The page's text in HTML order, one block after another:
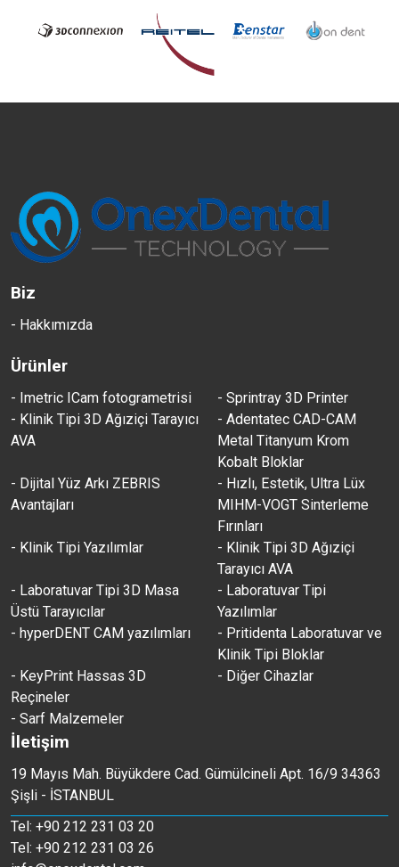
Biz
- Hakkımızda
Ürünler
- Imetric ICam fotogrametrisi
- Sprintray 3D Printer
- Klinik Tipi 3D Ağıziçi Tarayıcı
AVA
- Adentatec CAD-CAM
Metal Titanyum Krom
Kobalt Bloklar
- Dijital Yüz Arkı ZEBRIS
Avantajları
- Hızlı, Estetik, Ultra Lüx
MIHM-VOGT Sinterleme
Fırınları
- Klinik Tipi Yazılımlar
- Klinik Tipi 3D Ağıziçi
Tarayıcı AVA
- Laboratuvar Tipi 3D Masa
Üstü Tarayıcılar
- Laboratuvar Tipi
Yazılımlar
- hyperDENT CAM yazılımları
- Pritidenta Laboratuvar ve
Klinik Tipi Bloklar
- KeyPrint Hassas 3D
Reçineler
- Diğer Cihazlar
- Sarf Malzemeler
İletişim
19 Mayıs Mah. Büyükdere Cad. Gümülcineli Apt. 16/9 34363
Şişli - İSTANBUL
Tel: +90 212 231 03 20
Tel: +90 212 231 03 26